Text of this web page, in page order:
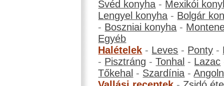
Svéd konyha - Mexikói
Lengyel konyha - Bolgár
- Boszniai konyha -
Egyéb
Halételek - Leves - Ponty -
- Pisztráng -Tonhal - Lazac
Tőkehal - Szardínia -